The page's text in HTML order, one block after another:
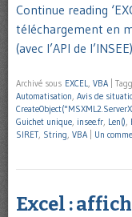
Continue reading
téléchargement en
(avec l’API de
Archivé sous EXCEL VBA
Automatisation Avis de
Guichet unique insee.fr Len()
SIRET String VBA Un
Excel :